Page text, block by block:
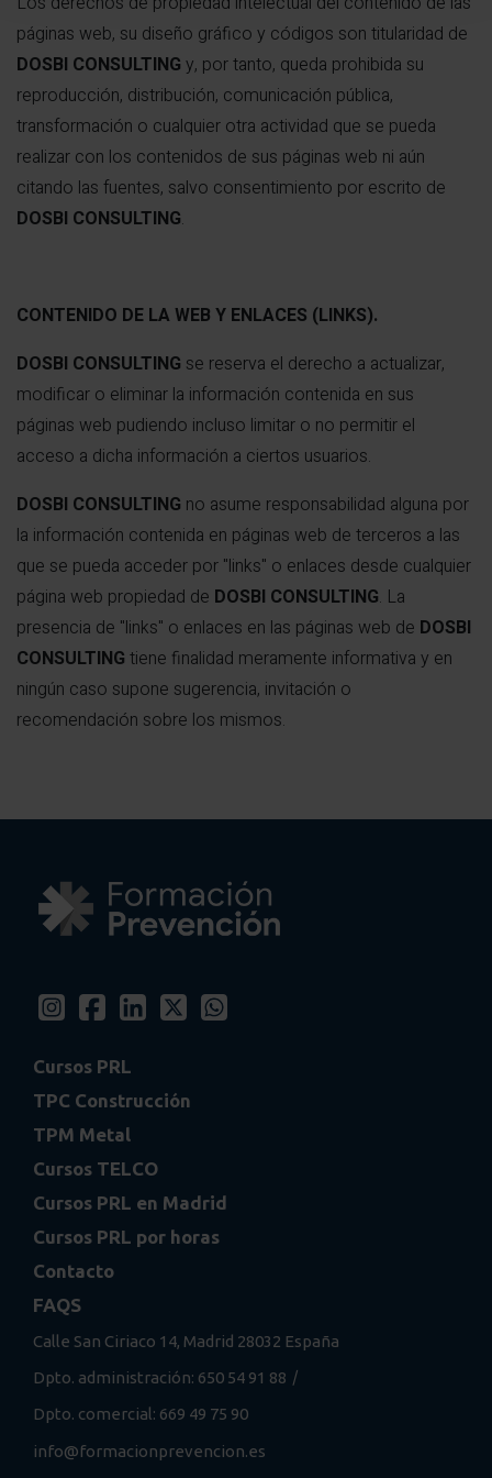
páginas web, su diseño gráfico y códigos son titularidad de
DOSBI CONSULTING y, por tanto, queda prohibida su
reproducción, distribución, comunicación pública,
transformación o cualquier otra actividad que se pueda
realizar con los contenidos de sus páginas web ni aún
citando las fuentes, salvo consentimiento por escrito de
DOSBI CONSULTING.
CONTENIDO DE LA WEB Y ENLACES (LINKS).
DOSBI CONSULTING se reserva el derecho a actualizar,
modificar o eliminar la información contenida en sus
páginas web pudiendo incluso limitar o no permitir el
acceso a dicha información a ciertos usuarios.
DOSBI CONSULTING no asume responsabilidad alguna por
la información contenida en páginas web de terceros a las
que se pueda acceder por "links" o enlaces desde cualquier
página web propiedad de DOSBI CONSULTING. La
presencia de "links" o enlaces en las páginas web de DOSBI
CONSULTING tiene finalidad meramente informativa y en
ningún caso supone sugerencia, invitación o
recomendación sobre los mismos.
Cursos PRL
TPC Construcción
TPM Metal
Cursos TELCO
Cursos PRL en Madrid
Cursos PRL por horas
Contacto
FAQS
Calle San Ciriaco 14, Madrid 28032 España
Dpto. administración: 650 54 91 88 /
Dpto. comercial: 669 49 75 90
info@formacionprevencion.es